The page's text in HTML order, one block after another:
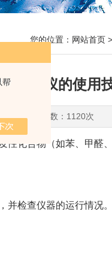
帮
您的位置： 网站首页 >
分析仪的使用
09 点击次数：1120次
化合物（如苯、甲醛、
检查仪器的运行情况。